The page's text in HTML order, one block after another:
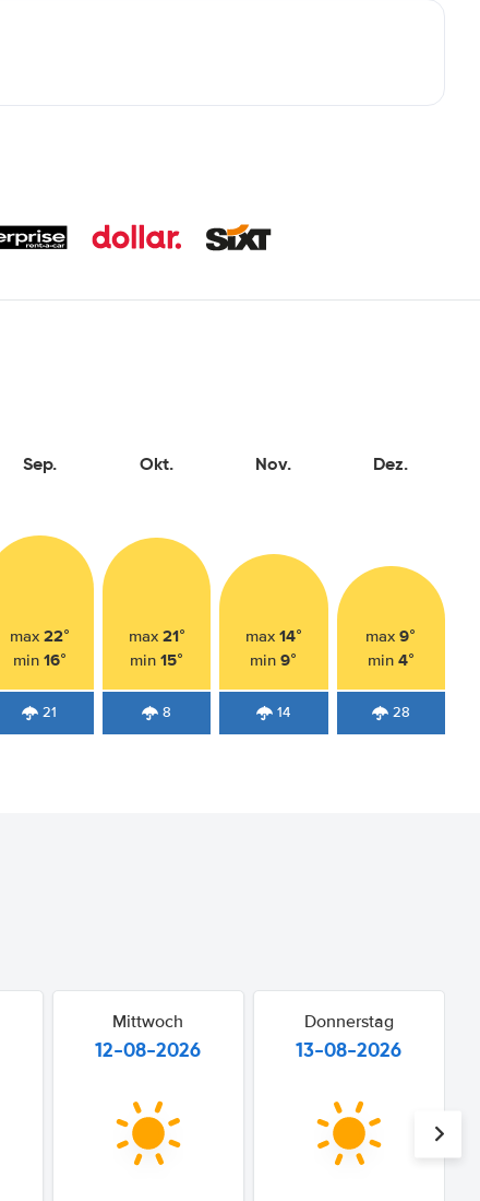
Sep.
max 22°
min 16°
21
Okt.
max 21°
min15°
8
Nov.
max 14°
min9°
14
Dez.
max9°
min 4°
28
Mittwoch
12-08-2026
Donnerstag
13-08-2026